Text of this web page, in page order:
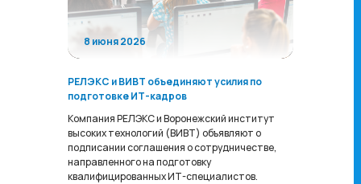
8 июня 2026
РЕЛЭКС и ВИВТ объединяют усилия по
подготовке ИТ-кадров
Компания РЕЛЭКС и Воронежский институт
высоких технологий (ВИВТ) объявляют о
подписании соглашения о сотрудничестве,
направленного на подготовку
квалифицированных ИТ-специалистов.